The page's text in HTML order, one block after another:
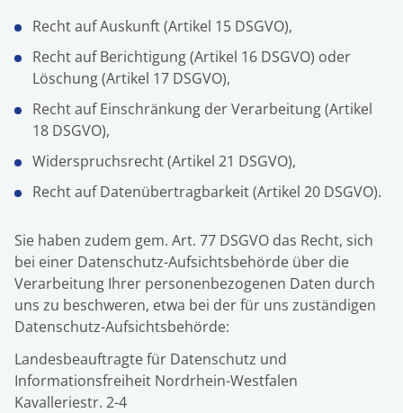
Recht auf Auskunft (Artikel 15 DSGVO),
Recht auf Berichtigung (Artikel 16 DSGVO) oder
Löschung (Artikel 17 DSGVO),
Recht auf Einschränkung der Verarbeitung (Artikel
18 DSGVO),
Widerspruchsrecht (Artikel 21 DSGVO),
Recht auf Datenübertragbarkeit (Artikel 20 DSGVO).
Sie haben zudem gem. Art. 77 DSGVO das Recht, sich
bei einer Datenschutz-Aufsichtsbehörde über die
Verarbeitung Ihrer personenbezogenen Daten durch
uns zu beschweren, etwa bei der für uns zuständigen
Datenschutz-Aufsichtsbehörde:
Landesbeauftragte für Datenschutz und
Informationsfreiheit Nordrhein-Westfalen
Kavalleriestr. 2-4